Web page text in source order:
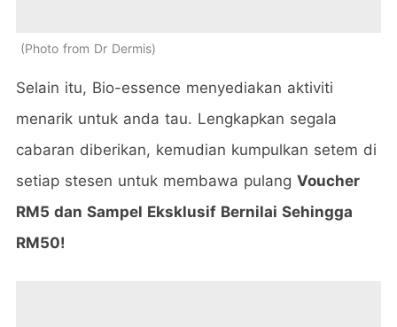
Photo from Dr Dermis
Selain itu, Bio-essence menyediakan aktiviti
menarik untuk anda tau. Lengkapkan segala
cabaran diberikan, kemudian kumpulkan setem di
setiap stesen untuk membawa pulang Voucher
RM5 dan Sampel Eksklusif Bernilai Sehingga
RM50!